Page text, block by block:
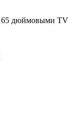
65 дюймовыми TV